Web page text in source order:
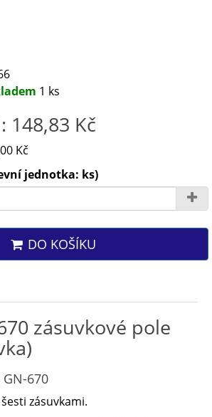
1 ks
148,83 Kč
Kč
jednotka: ks)
DO KOŠÍKU
zásuvkové pole
670
zásuvkami.